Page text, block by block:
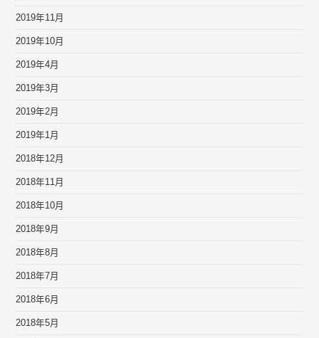
2019年11月
2019年10月
2019年4月
2019年3月
2019年2月
2019年1月
2018年12月
2018年11月
2018年10月
2018年9月
2018年8月
2018年7月
2018年6月
2018年5月